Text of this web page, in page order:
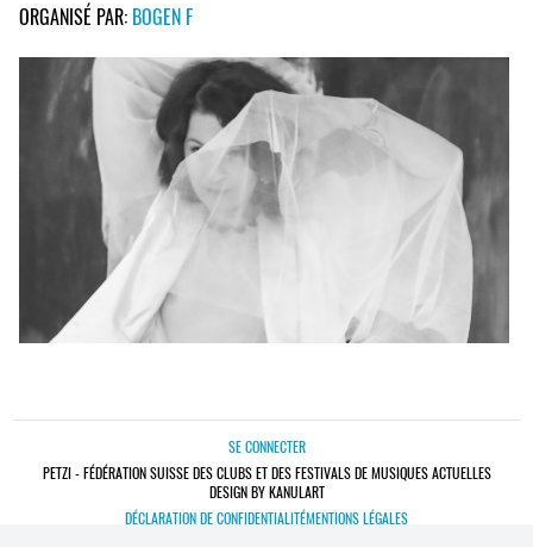
ORGANISÉ PAR: BOGEN F
SE CONNECTER
PETZI - FÉDÉRATION SUISSE DES CLUBS ET DES FESTIVALS DE MUSIQUES ACTUELLES
DESIGN BY KANULART
DÉCLARATION DE CONFIDENTIALITÉMENTIONS LÉGALES